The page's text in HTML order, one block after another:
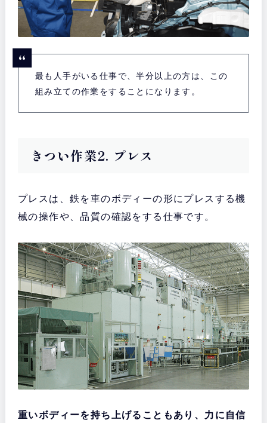
最も人手がいる仕事で、半分以上の方は、この
組み立ての作業をすることになります。
きつい作業2. プレス
プレスは、鉄を車のボディーの形にプレスする機
械の操作や、品質の確認をする仕事です。
重いボディーを持ち上げることもあり、力に自信